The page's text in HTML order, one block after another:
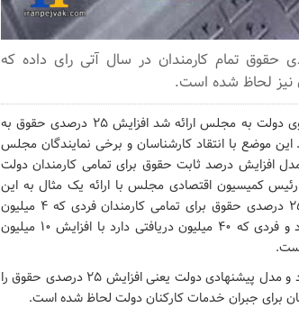
در حالی به افزایش ۲۵ درصدی حقوق تمام کارمندان در سال آتی رای داده که
نیز لحاظ شده است.
، در لایحه بودجه ۱۴۰۰ که از سوی دولت به مجلس ارائه شد افزایش ۲۵ درصدی حقوق به
موضع با انتقاد کارشناسان و برخی نمایندگان مجلس
افزایش درصد ثابت حقوق برای تمامی کارمندان دولت
کمیسیون اقتصادی مجلس با ارائه یک مثال به این
موضوع اشاره کرده بود. به گفته خاندوزی با افزایش ۲۵ درصدی حقوق برای تمامی کارمندان فردی که ۴ میلیون
دریافتی دارد سال آینده یک میلیون افزایش حقوق دارد و فردی که ۴۰ میلیون دریافتی دارد با افزایش ۱۰ میلیون
در نهایت کمیسیون تلفیق در این خصوص رای گیری کرد و مدل پیشنهادی دولت یعنی افزایش ۲۵ درصدی حقوق را